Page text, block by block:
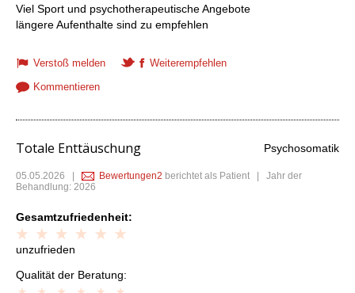
Viel Sport und psychotherapeutische Angebote
längere Aufenthalte sind zu empfehlen
Verstoß melden
Weiterempfehlen
Kommentieren
Totale Enttäuschung Psychosomatik
05.05.2026 | Bewertungen2 berichtet als Patient | Jahr der
Behandlung: 2026
Gesamtzufriedenheit:
unzufrieden
Qualität der Beratung: